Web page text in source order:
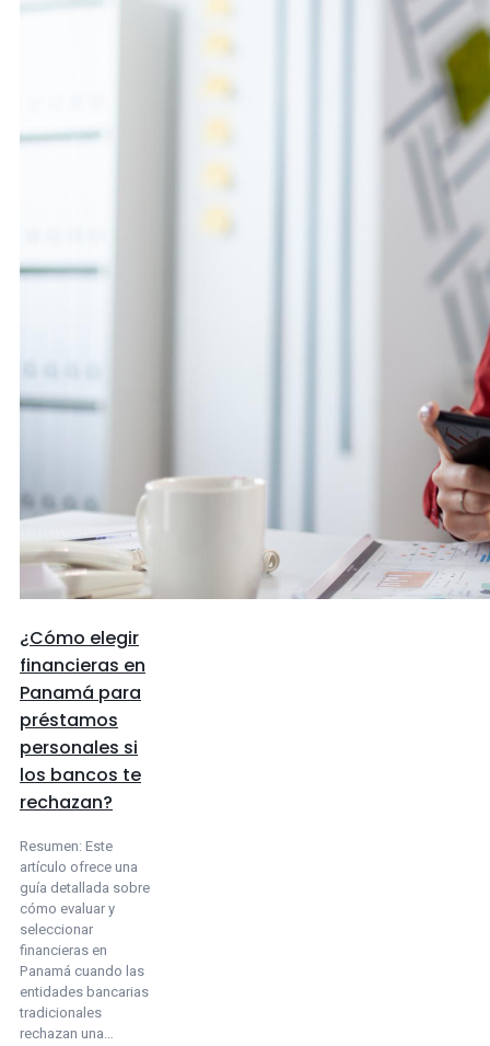
sector
¿Cómo elegir
financieras en
Panamá para
préstamos
personales si
los bancos te
rechazan?
Resumen: Este
artículo ofrece una
guía detallada sobre
cómo evaluar y
seleccionar
financieras en
Panamá cuando las
entidades bancarias
tradicionales
rechazan una…